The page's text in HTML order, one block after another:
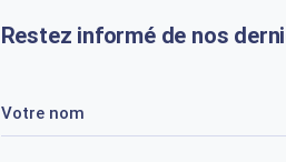
Restez informé de nos
Votre nom